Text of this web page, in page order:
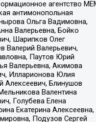
агентство
антимонопольная
Ольга Вадимовна,
Валерьевна, Бойко
Шарипков Олег
Валерий Валерьевич,
Паутов Юрий
Валерьевна, Акимова
Илларионова Юлия
Алексеевич, Блинушов
Валентина
Голубева Елена
Екатерина Алексеевна,
Подузов Сергей